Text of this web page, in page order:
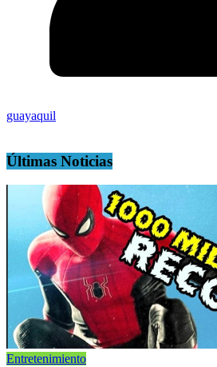
guayaquil
Últimas Noticias
Entretenimiento